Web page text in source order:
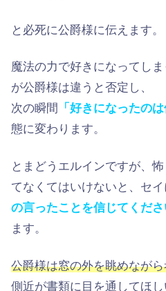
と必死に公爵様に伝えます。
魔法の力で好きになってし
が公爵様は違うと否定し、
次の瞬間
「好きになったの
態に変わります。
とまどうエルインですが、
てなくてはいけないと、セ
の言ったことを信じてくださ
ます。
公爵様は窓の外を眺めなが
側近が書類に目を通してほ